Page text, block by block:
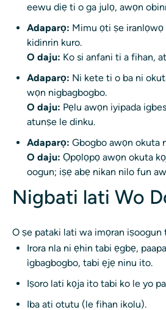
eewu diẹ ti o ga julọ, awọn
Adaparọ: Mimu ọti ṣe
kidinrin kuro.
O daju: Ko si anfani ti a fihan,
Adaparọ: Ni kete ti o ba ni
wọn nigbagbogbo.
O daju: Pẹlu awọn iyipada
atunṣe le dinku.
Adaparọ: Gbogbo awọn okuta
O daju: Ọpọlọpọ awọn okuta
oogun; iṣẹ abẹ nikan nilo fun
Nigbati lati Wo
O ṣe pataki lati wa imọran iṣoogun
Irora nla ni ẹhin tabi ẹgbẹ,
ìgbagbogbo, tabi ẹjẹ ninu ito.
Iṣoro lati kọja ito tabi ko le yo
Iba ati otutu (le fihan ikolu).